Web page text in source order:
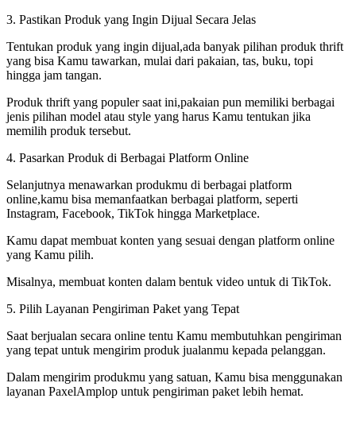
3. Pastikan Produk yang Ingin Dijual Secara Jelas
Tentukan produk yang ingin dijual,ada banyak pilihan produk thrift
yang bisa Kamu tawarkan, mulai dari pakaian, tas, buku, topi
hingga jam tangan.
Produk thrift yang populer saat ini,pakaian pun memiliki berbagai
jenis pilihan model atau style yang harus Kamu tentukan jika
memilih produk tersebut.
4. Pasarkan Produk di Berbagai Platform Online
Selanjutnya menawarkan produkmu di berbagai platform
online,kamu bisa memanfaatkan berbagai platform, seperti
Instagram, Facebook, TikTok hingga Marketplace.
Kamu dapat membuat konten yang sesuai dengan platform online
yang Kamu pilih.
Misalnya, membuat konten dalam bentuk video untuk di TikTok.
5. Pilih Layanan Pengiriman Paket yang Tepat
Saat berjualan secara online tentu Kamu membutuhkan pengiriman
yang tepat untuk mengirim produk jualanmu kepada pelanggan.
Dalam mengirim produkmu yang satuan, Kamu bisa menggunakan
layanan PaxelAmplop untuk pengiriman paket lebih hemat.